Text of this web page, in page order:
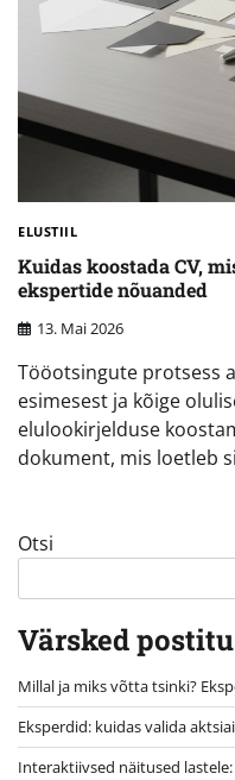
ELUSTIIL
Kuidas koostada CV,
ekspertide nõuanded
13. Mai 2026
Tööotsingute protsess
esimesest ja kõige
elulookirjelduse
dokument, mis loetleb
Otsi
Värsked
Millal ja miks võtta tsinki?
Eksperdid: kuidas valida
Interaktiivsed näitused